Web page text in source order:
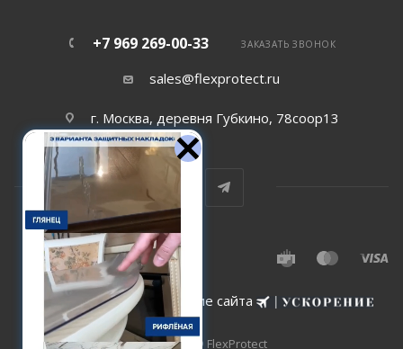
+7 969 269-00-33 ЗАКАЗАТЬ ЗВОНОК
sales@flexprotect.ru
г. Москва, деревня Губкино, 78соор13
Создание и сопровождение сайта
2015-2026 © FlexProtect